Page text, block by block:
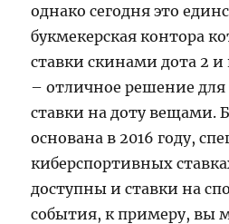
однако сегодня это
букмекерская контора
ставки скинами дота 2 и
– отличное решение для
ставки на доту вещами.
основана в 2016 году,
киберспортивных
доступны и ставки на
события, к примеру, вы